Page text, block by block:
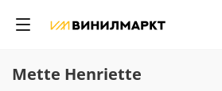
Mette Henriette